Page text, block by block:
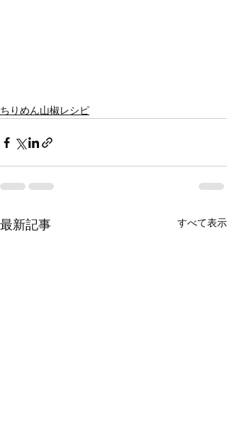
ちりめん山椒レシピ
最新記事 すべて表示